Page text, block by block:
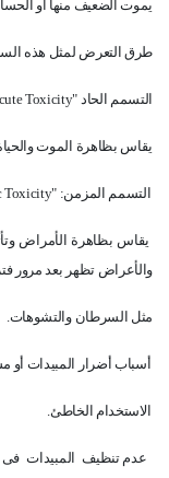
يموت الضعيف منها أو
طرق التعرض لمثل هذه
التسمم الحاد "Toxicity
يقاس بظاهرة الموت
التسمم المزمن: "Toxicity
يقاس بظاهرة الأمراض
والأعراض تظهر بعد مرور
مثل السرطان والتشوهات.
أسباب أضرار المبيدات أو
الاستخدام الخاطئ.
عدم تنظيف المبيدات